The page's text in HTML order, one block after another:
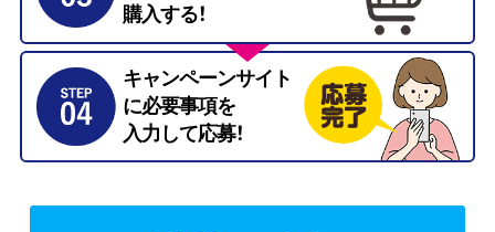
購入する！
キャンペーンサイト
に必要事項を
入力して応募！